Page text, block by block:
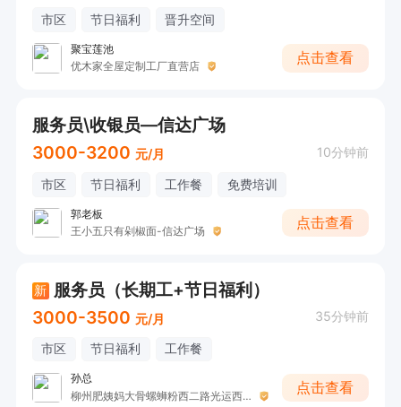
市区 节日福利 晋升空间
聚宝莲池
优木家全屋定制工厂直营店
点击查看
服务员\收银员—信达广场
3000-3200 元/月 10分钟前
市区 节日福利 工作餐 免费培训
郭老板
王小五只有剁椒面-信达广场
点击查看
新 服务员（长期工+节日福利）
3000-3500 元/月 35分钟前
市区 节日福利 工作餐
孙总
柳州肥姨妈大骨螺蛳粉西二路光运西岳店
点击查看